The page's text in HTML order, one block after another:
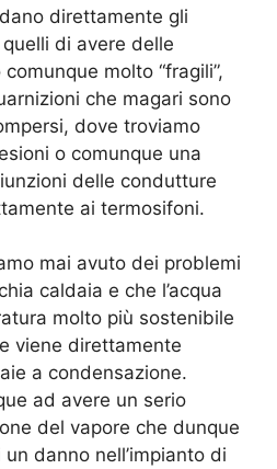
direttamente gli
di avere delle
molto “fragili”,
che magari sono
dove troviamo
o comunque una
delle condutture
ai termosifoni.
mai avuto dei problemi
caldaia e che l’acqua
molto più sostenibile
viene direttamente
a condensazione.
ad avere un serio
del vapore che dunque
danno nell’impianto di